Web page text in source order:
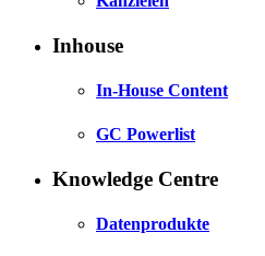
Inhouse
In-House Content
GC Powerlist
Knowledge Centre
Datenprodukte